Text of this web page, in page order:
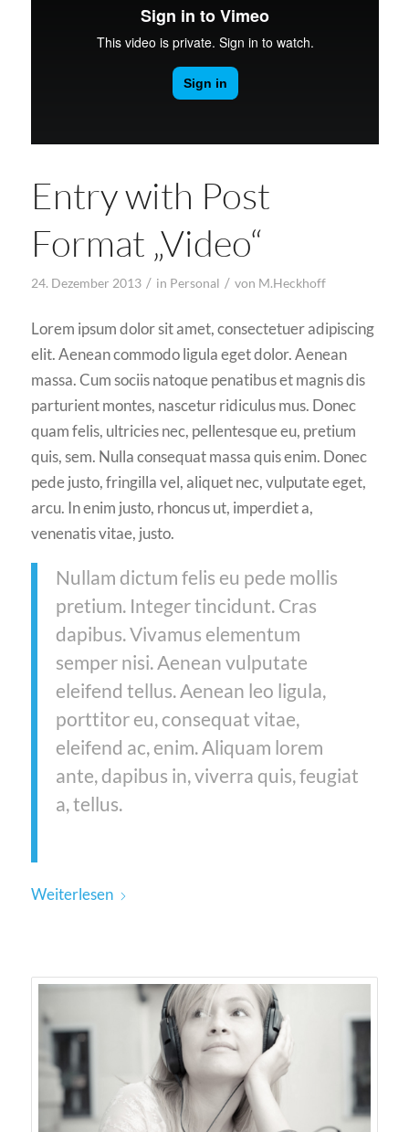
Entry with Post
Format „Video“
24. Dezember 2013 / in Personal / von M.Heckhoff
Lorem ipsum dolor sit amet, consectetuer adipiscing
elit. Aenean commodo ligula eget dolor. Aenean
massa. Cum sociis natoque penatibus et magnis dis
parturient montes, nascetur ridiculus mus. Donec
quam felis, ultricies nec, pellentesque eu, pretium
quis, sem. Nulla consequat massa quis enim. Donec
pede justo, fringilla vel, aliquet nec, vulputate eget,
arcu. In enim justo, rhoncus ut, imperdiet a,
venenatis vitae, justo.
Nullam dictum felis eu pede mollis
pretium. Integer tincidunt. Cras
dapibus. Vivamus elementum
semper nisi. Aenean vulputate
eleifend tellus. Aenean leo ligula,
porttitor eu, consequat vitae,
eleifend ac, enim. Aliquam lorem
ante, dapibus in, viverra quis, feugiat
a, tellus.
Weiterlesen